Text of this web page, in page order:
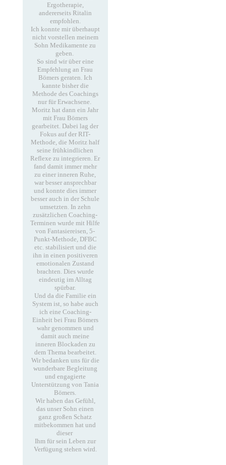
Ergotherapie,
andererseits Ritalin
empfohlen.
Ich konnte mir überhaupt
nicht vorstellen meinem
Sohn Medikamente zu
geben.
So sind wir über eine
Empfehlung an Frau
Bömers geraten. Ich
kannte bisher die
Methode des Coachings
nur für Erwachsene.
Moritz hat dann ein Jahr
mit Frau Bömers
gearbeitet. Dabei lag der
Fokus auf der RIT-
Methode, die Moritz half
seine frühkindlichen
Reflexe zu integrieren. Er
fand damit immer mehr
zu einer inneren Ruhe,
war besser ansprechbar
und konnte dies immer
besser auch in der Schule
umsetzten. In zehn
zusätzlichen Coaching-
Terminen wurde mit Hilfe
von Fantasiereisen, 5-
Punkt-Methode, DFBC
etc. stabilisiert und die
ihn in einen positiveren
emotionalen Zustand
brachten. Dies wurde
eindeutig im Alltag
spürbar.
Und da die Familie ein
System ist, so habe auch
ich eine Coaching-
Einheit bei Frau Bömers
wahr genommen und
damit auch meine
inneren Blockaden zu
dem Thema bearbeitet.
Wir bedanken uns für die
wunderbare Begleitung
und engagierte
Unterstützung von Tania
Bömers.
Wir haben das Gefühl,
das unser Sohn einen
ganz großen Schatz
mitbekommen hat und
dieser
Ihm für sein Leben zur
Verfügung stehen wird.